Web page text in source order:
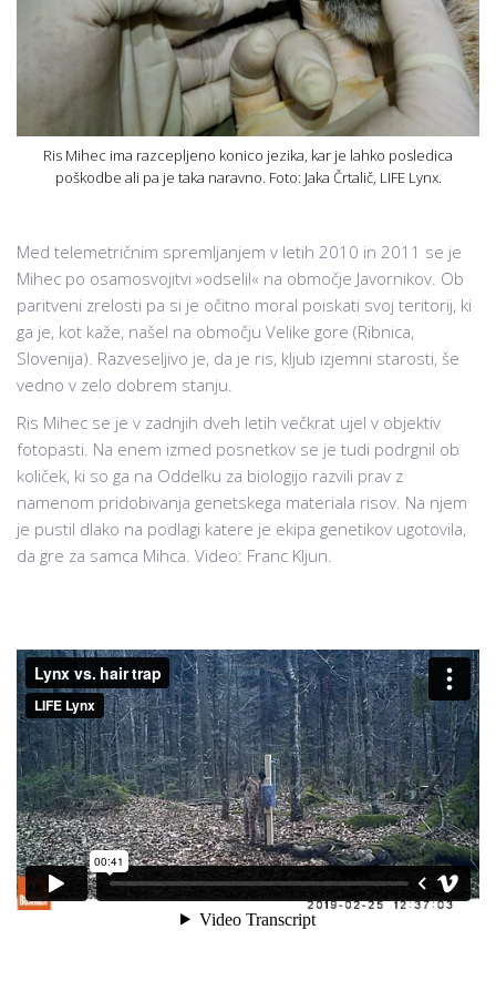
Ris Mihec ima razcepljeno konico jezika, kar je lahko posledica
poškodbe ali pa je taka naravno. Foto: Jaka Črtalič, LIFE Lynx.
Med telemetričnim spremljanjem v letih 2010 in 2011 se je
Mihec po osamosvojitvi »odselil« na območje Javornikov. Ob
paritveni zrelosti pa si je očitno moral poiskati svoj teritorij, ki
ga je, kot kaže, našel na območju Velike gore (Ribnica,
Slovenija). Razveseljivo je, da je ris, kljub izjemni starosti, še
vedno v zelo dobrem stanju.
Ris Mihec se je v zadnjih dveh letih večkrat ujel v objektiv
fotopasti. Na enem izmed posnetkov se je tudi podrgnil ob
količek, ki so ga na Oddelku za biologijo razvili prav z
namenom pridobivanja genetskega materiala risov. Na njem
je pustil dlako na podlagi katere je ekipa genetikov ugotovila,
da gre za samca Mihca. Video: Franc Kljun.